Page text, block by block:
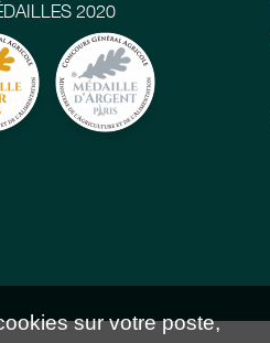
2020
sur votre poste,